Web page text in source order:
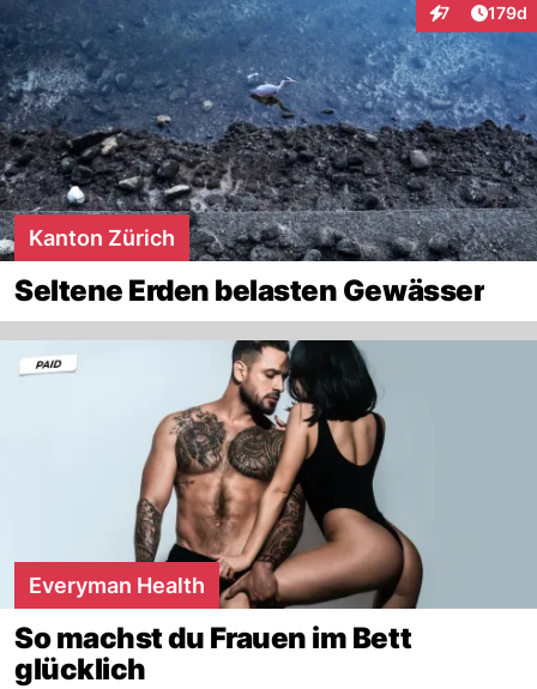
7
Interaktionen
179d
Kanton Zürich
Seltene Erden belasten Gewässer
Everyman Health
So machst du Frauen im Bett
glücklich